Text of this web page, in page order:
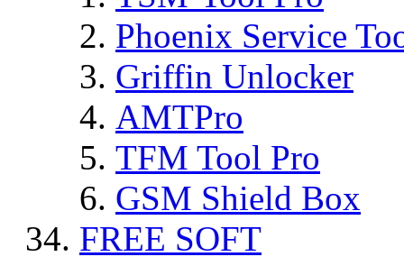
Phoenix Service
Griffin Unlocker
AMTPro
TFM Tool Pro
GSM Shield Box
FREE SOFT